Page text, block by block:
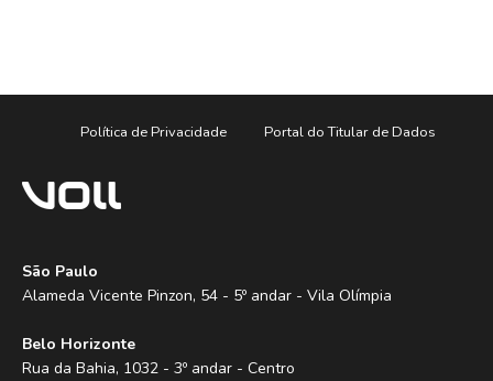
Política de Privacidade Portal do Titular de Dados
São Paulo
Alameda Vicente Pinzon, 54 - 5º andar - Vila Olímpia
Belo Horizonte
Rua da Bahia, 1032 - 3º andar - Centro